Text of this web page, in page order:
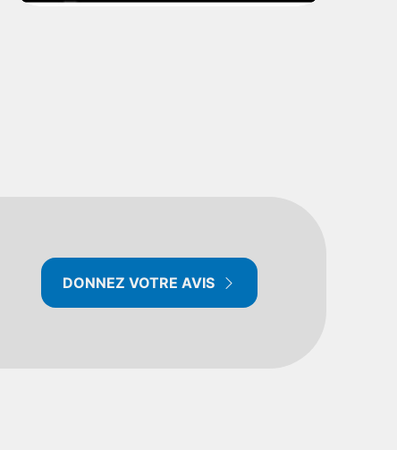
DONNEZ VOTRE AVIS